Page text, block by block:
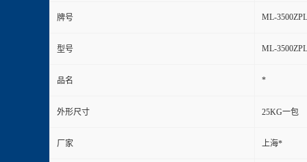
牌号 ML-3500ZPL
型号 ML-3500ZPL
品名 *
外形尺寸 25KG一包
厂家 上海*